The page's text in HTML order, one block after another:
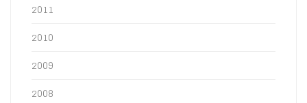
2011
2010
2009
2008